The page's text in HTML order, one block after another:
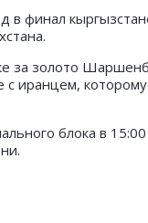
в финал
за золото
с иранцем,
блока в